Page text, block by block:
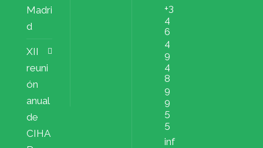
Madri
d
XII
reuni
ón
anual
de
CIHA
+3
4
6
4
9
4
8
9
9
5
5
inf